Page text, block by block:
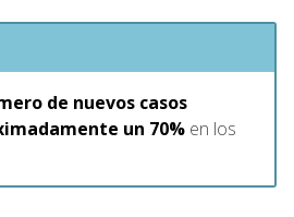
de nuevos casos
un 70% en los